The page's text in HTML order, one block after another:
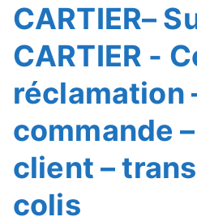
CARTIER–
CARTIER -
réclamation
commande
client –
colis